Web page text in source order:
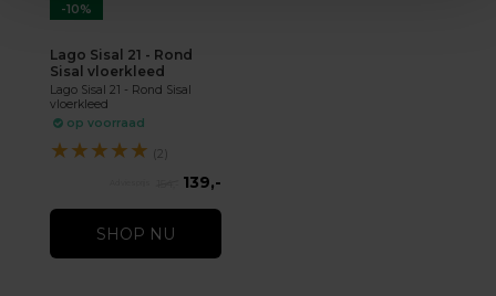
-10%
Lago Sisal 21 - Rond
Sisal vloerkleed
Lago Sisal 21 - Rond Sisal
vloerkleed
op voorraad
★★★★★ (2)
139,-
SHOP NU